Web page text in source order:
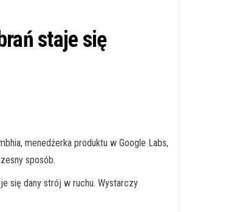
staje się
menedżerka produktu w Google Labs,
sposób.
się dany strój w ruchu. Wystarczy